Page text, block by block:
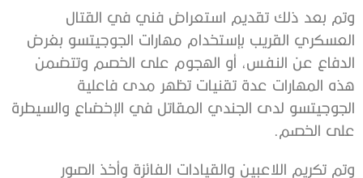
وتم بعد ذلك تقديم استعراض فني في القتال
العسكري القريب بإستخدام مهارات الجوجيتسو بغرض
الدفاع عن النفس، أو الهجوم على الخصم وتتضمن
هذه المهارات عدة تقنيات تظهر مدى فاعلية
الجوجيتسو لدى الجندي المقاتل في الإخضاع والسيطرة
على الخصم.
وتم تكريم اللاعبين والقيادات الفائزة وأخذ الصور